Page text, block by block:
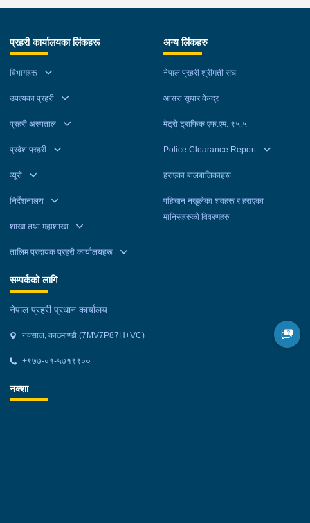
प्रहरी कार्यालयका लिंकहरू
विभागहरू
उपत्यका प्रहरी
प्रहरी अस्पताल
प्रदेश प्रहरी
व्यूरो
निर्देशनालय
शाखा तथा महाशाखा
तालिम प्रदायक प्रहरी कार्यालयहरू
अन्य लिंकहरु
नेपाल प्रहरी श्रीमती संघ
आसरा सुधार केन्द्र
मेट्रो ट्राफिक एफ.एम. ९५.५
Police Clearance Report
हराएका बालबालिकाहरू
पहिचान नखुलेका शवहरू र हराएका
मानिसहरुको विवरणहरु
सम्पर्कको लागि
नेपाल प्रहरी प्रधान कार्यालय
नक्साल, काठमाण्डौ (7MV7P87H+VC)
+९७७-०१-५७१९९००
नक्शा